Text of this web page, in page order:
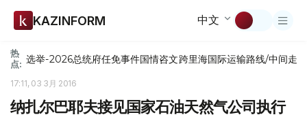
KAZINFORM 中文
热
点: 选举-2026总统府任免事件国情咨文跨里海国际运输路线/中间走廊
17:11, 03 3月 2016
纳扎尔巴耶夫接见国家石油天然气公司执行